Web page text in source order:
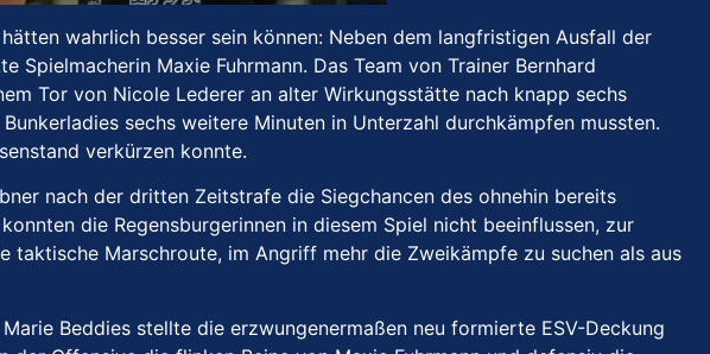
wahrlich besser sein können: Neben dem langfristigen Ausfall der
Maxie Fuhrmann. Das Team von Trainer Bernhard
Tor von Nicole Lederer an alter Wirkungsstätte nach knapp sechs
sechs weitere Minuten in Unterzahl durchkämpfen mussten.
verkürzen konnte.
nach der dritten Zeitstrafe die Siegchancen des ohnehin bereits
die Regensburgerinnen in diesem Spiel nicht beeinflussen, zur
Marschroute, im Angriff mehr die Zweikämpfe zu suchen als aus
Beddies stellte die erzwungenermaßen neu formierte ESV-Deckung